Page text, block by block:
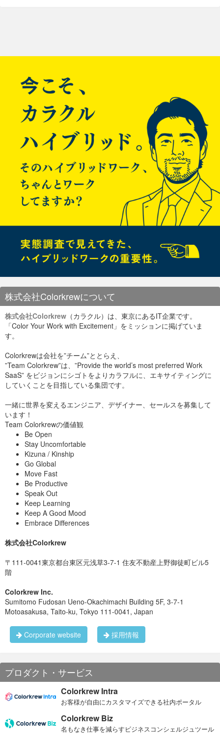
株式会社Colorkrewについて
株式会社Colorkrew （カラクル）は、東京にあるIT企業です。
「Color Your Work with Excitement」をミッションに掲げていま
す。
Colorkrewは会社を”チーム”ととらえ、
”Team Colorkrew”は、”Provide the world’s most preferred Work
SaaS” をビジョンにシゴトをよりカラフルに、エキサイティングに
していくことを目指している集団です。
一緒に世界を変えるエンジニア、デザイナー、セールスを募集して
います！
Team Colorkrewの価値観
Be Open
Stay Uncomfortable
Kizuna / Kinship
Go Global
Move Fast
Be Productive
Speak Out
Keep Learning
Keep A Good Mood
Embrace Differences
株式会社Colorkrew
〒111-0041東京都台東区元浅草3-7-1 住友不動産上野御徒町ビル5
階
Colorkrew Inc.
Sumitomo Fudosan Ueno-Okachimachi Building 5F, 3-7-1
Motoasakusa, Taito-ku, Tokyo 111-0041, Japan
Corporate website 採用情報
プロダクト・サービス
Colorkrew Intra
お客様が自由にカスタマイズできる社内ポータル
Colorkrew Biz
名もなき仕事を減らすビジネスコンシェルジュツール